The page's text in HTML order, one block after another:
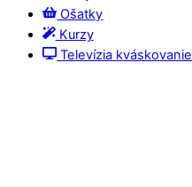
Ošatky
Kurzy
Televízia kváskovanie